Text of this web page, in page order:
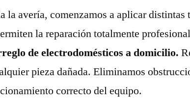
la avería, comenzamos a aplicar distintas
la reparación totalmente
de electrodomésticos a domicilio.
pieza dañada. Eliminamos
correcto del equipo.